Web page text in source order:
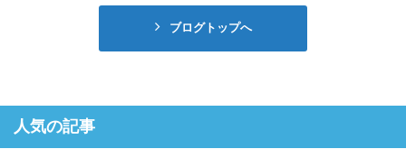
ブログトップへ
人気の記事